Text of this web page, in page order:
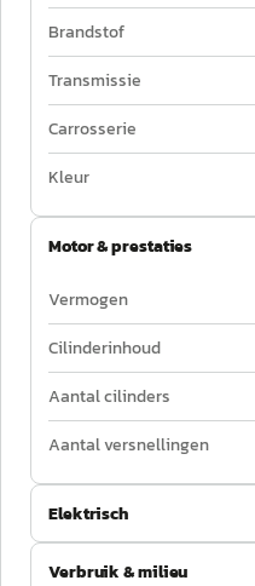
Brandstof
Transmissie
Carrosserie
Kleur
Motor & prestaties
Vermogen
Cilinderinhoud
Aantal cilinders
Aantal versnellingen
Elektrisch
Verbruik & milieu